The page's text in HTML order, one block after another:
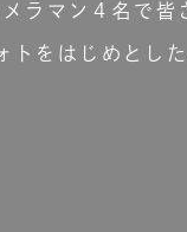
メラマン４名で皆
トをはじめとし